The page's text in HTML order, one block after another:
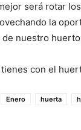
será rotar
la
de nuestro
con el
Enero huerta